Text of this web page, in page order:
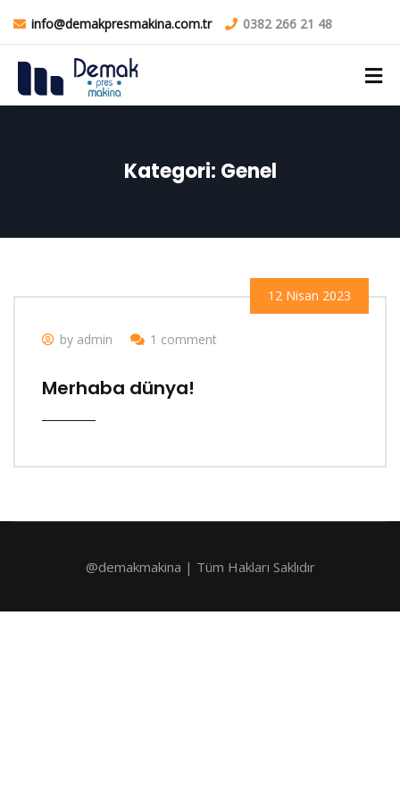
info@demakpresmakina.com.tr 0382 266 21 48
Kategori: Genel
12 Nisan 2023
by admin 1 comment
Merhaba dünya!
@demakmakina | Tüm Hakları Saklıdır